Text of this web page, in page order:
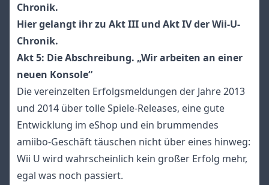
Chronik.
Hier gelangt ihr zu Akt III und Akt IV der Wii-U-
Chronik.
Akt 5: Die Abschreibung. „Wir arbeiten an einer
neuen Konsole“
Die vereinzelten Erfolgsmeldungen der Jahre 2013
und 2014 über tolle Spiele-Releases, eine gute
Entwicklung im eShop und ein brummendes
amiibo-Geschäft täuschen nicht über eines hinweg:
Wii U wird wahrscheinlich kein großer Erfolg mehr,
egal was noch passiert.